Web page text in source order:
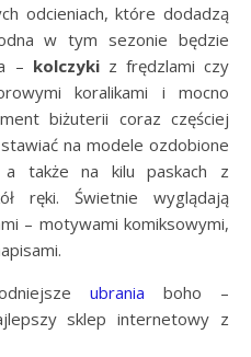
odcieniach, które dodadzą
w tym sezonie będzie
– kolczykiz frędzlami czy
koralikami i mocno
biżuterii coraz częściej
na modele ozdobione
a także na kilu paskach z
ręki. Świetnie wyglądają
– motywami komiksowymi,
ubrania boho –
sklep internetowy z